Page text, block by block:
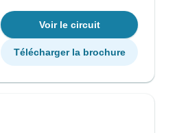
Voir le circuit
Télécharger la brochure